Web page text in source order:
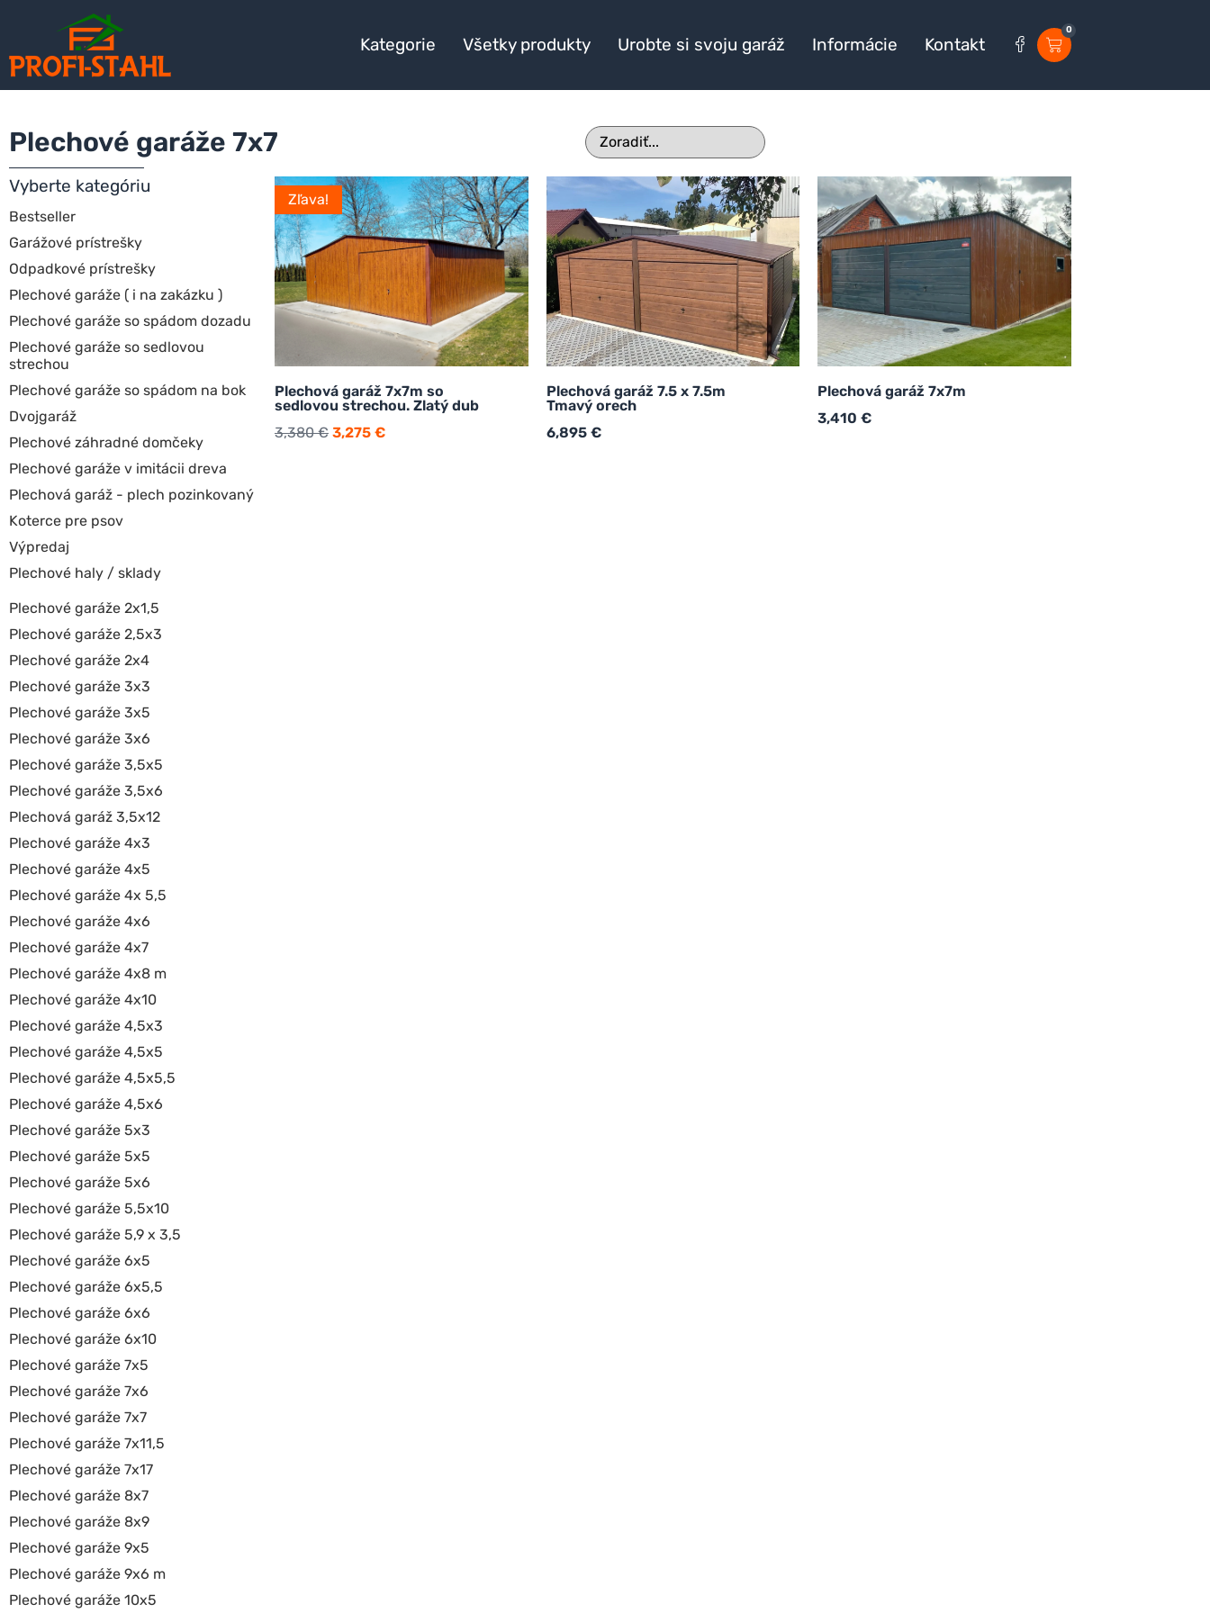
Kategorie Všetky produkty Urobte si svoju garáž Informácie Kontakt
0
Plechové garáže 7x7
Vyberte kategóriu
Bestseller
Garážové prístrešky
Odpadkové prístrešky
Plechové garáže ( i na zakázku )
Plechové garáže so spádom dozadu
Plechové garáže so sedlovou
strechou
Plechové garáže so spádom na bok
Dvojgaráž
Plechové záhradné domčeky
Plechové garáže v imitácii dreva
Plechová garáž - plech pozinkovaný
Koterce pre psov
Výpredaj
Plechové haly / sklady
Plechové garáže 2x1,5
Plechové garáže 2,5x3
Plechové garáže 2x4
Plechové garáže 3x3
Plechové garáže 3x5
Plechové garáže 3x6
Plechové garáže 3,5x5
Plechové garáže 3,5x6
Plechová garáž 3,5x12
Plechové garáže 4x3
Plechové garáže 4x5
Plechové garáže 4x 5,5
Plechové garáže 4x6
Plechové garáže 4x7
Plechové garáže 4x8 m
Plechové garáže 4x10
Plechové garáže 4,5x3
Plechové garáže 4,5x5
Plechové garáže 4,5x5,5
Plechové garáže 4,5x6
Plechové garáže 5x3
Plechové garáže 5x5
Plechové garáže 5x6
Plechové garáže 5,5x10
Plechové garáže 5,9 x 3,5
Plechové garáže 6x5
Plechové garáže 6x5,5
Plechové garáže 6x6
Plechové garáže 6x10
Plechové garáže 7x5
Plechové garáže 7x6
Plechové garáže 7x7
Plechové garáže 7x11,5
Plechové garáže 7x17
Plechové garáže 8x7
Plechové garáže 8x9
Plechové garáže 9x5
Plechové garáže 9x6 m
Plechové garáže 10x5
Zľava!
Plechová garáž 7x7m so
sedlovou strechou. Zlatý dub
3,380€ 3,275 €
Plechová garáž 7.5 x 7.5m
Tmavý orech
6,895 €
Plechová garáž 7x7m
3,410€